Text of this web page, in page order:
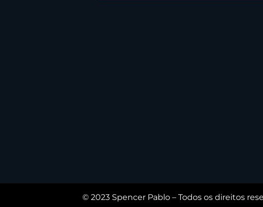
© 2023 Spencer Pablo – Todos os direitos